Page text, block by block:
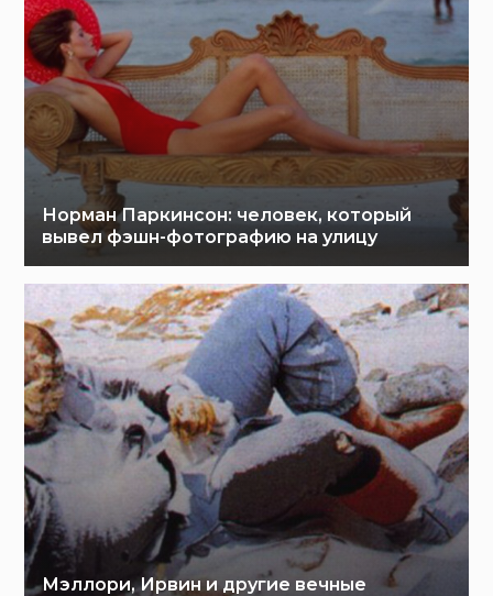
Норман Паркинсон: человек, который
вывел фэшн-фотографию на улицу
Мэллори, Ирвин и другие вечные